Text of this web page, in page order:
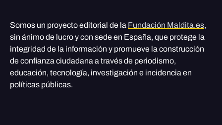
Somos un proyecto editorial de la Fundación Maldita.es,
sin ánimo de lucro y con sede en España, que protege la
integridad de la información y promueve la construcción
de confianza ciudadana a través de periodismo,
educación, tecnología, investigación e incidencia en
políticas públicas.